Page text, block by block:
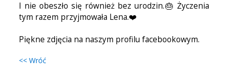
I nie obeszło się również bez urodzin.🎂 Życzenia
tym razem przyjmowała Lena.❤️
Piękne zdjęcia na naszym profilu facebookowym.
<< Wróć